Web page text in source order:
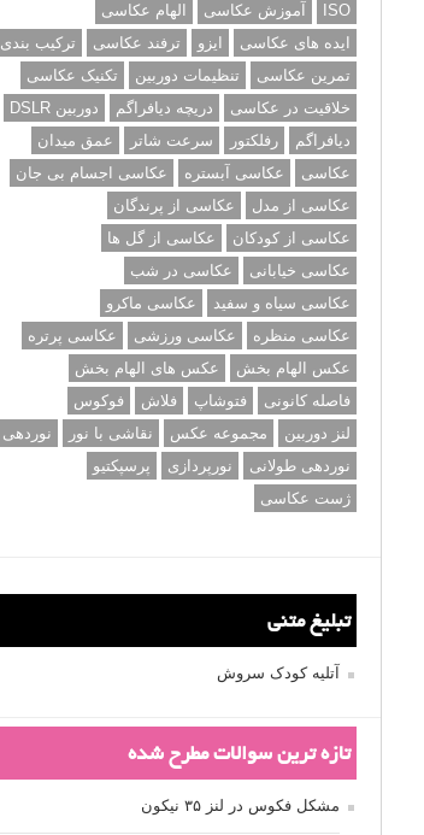
ISO آموزش عکاسی
الهام عکاسی
ایده های عکاسی
ایزو ترفند عکاسی
ترکیب بندی
تمرین عکاسی
تنظیمات دوربین
تکنیک عکاسی
خلاقیت در عکاسی
دریچه دیافراگم
دوربین DSLR
دیافراگم
رفلکتور سرعت شاتر
عمق میدان
عکاسی
عکاسی آبستره
عکاسی اجسام بی جان
عکاسی از مدل
عکاسی از پرندگان
عکاسی از کودکان
عکاسی از گل ها
عکاسی خیابانی
عکاسی در شب
عکاسی سیاه و سفید
عکاسی ماکرو
عکاسی منظره
عکاسی ورزشی
عکاسی پرتره
عکس الهام بخش
عکس های الهام بخش
فاصله کانونی
فتوشاپ فلاش
فوکوس
لنز دوربین
مجموعه عکس نقاشی با نور
نوردهی
نوردهی طولانی
نورپردازی
پرسپکتیو
ژست عکاسی
تبلیغ متنی
آتلیه کودک سروش
تازه ترین سوالات مطرح شده
مشکل فکوس در لنز ۳۵ نیکون